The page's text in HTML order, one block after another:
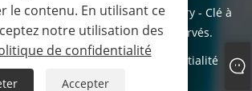
Yuyao Jindun Special Tools Factory - Clé à
de réfrigération - Tous droits réservés.
RSS XML politique de confidentialité
le contenu. En utilisant ce
notre utilisation des
de confidentialité
Accepter